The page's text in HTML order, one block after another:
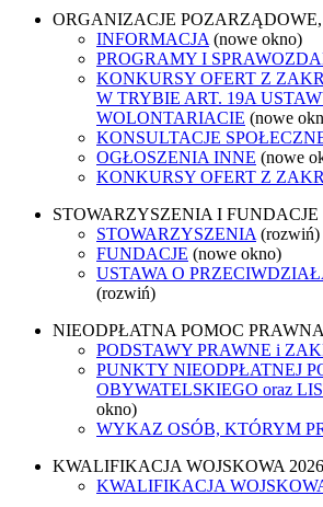
ORGANIZACJE
INFORMACJA (nowe okno)
PROGRAMY I
KONKURSY OFERT Z
W TRYBIE ART. 19A
WOLONTARIACIE (nowe
KONSULTACJE
OGŁOSZENIA INNE (nowe
KONKURSY OFERT Z
STOWARZYSZENIA I FUNDACJE
STOWARZYSZENIA (rozwiń)
FUNDACJE (nowe okno)
USTAWA O
(rozwiń)
NIEODPŁATNA POMOC PRAWNA
PODSTAWY PRAWNE i
PUNKTY NIEODPŁATNEJ
OBYWATELSKIEGO oraz
okno)
WYKAZ OSÓB, KTÓRYM
KWALIFIKACJA WOJSKOWA 2026
KWALIFIKACJA